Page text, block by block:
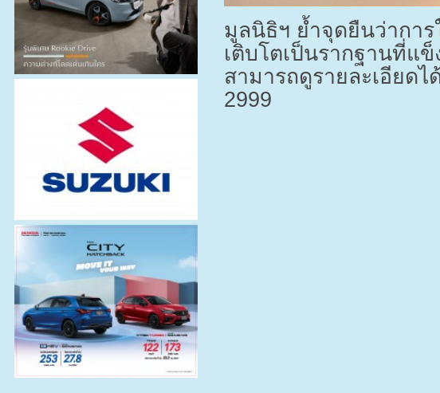
มูลนิธิฯ ย้ำจุดยืนว่ากา
เติบโตเป็นรากฐานที่แ
สามารถดูรายละเอียดไ
2999